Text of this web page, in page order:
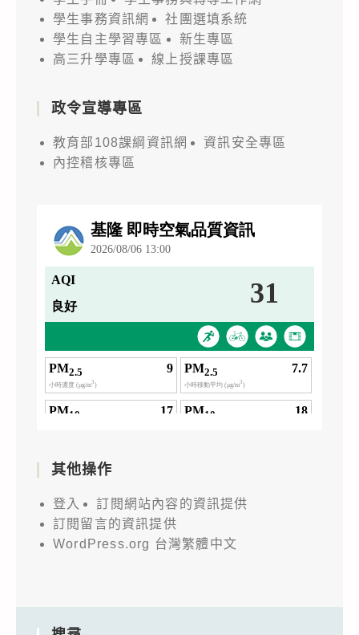
學生事務資訊網
社團選填系統
學生自主學習專區
新生專區
高三升學專區
線上授課專區
政令宣導專區
教育部108課綱資訊網
資訊安全專區
內控稽核專區
其他操作
登入
訂閱網站內容的資訊提供
訂閱留言的資訊提供
WordPress.org 台灣繁體中文